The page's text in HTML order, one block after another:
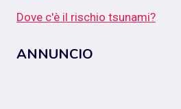
Dove c'è il rischio tsunami?
ANNUNCIO